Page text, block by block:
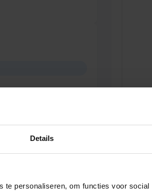
Details
te personaliseren, om functies voor
PO